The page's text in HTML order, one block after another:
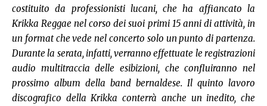
costituito da professionisti lucani, che ha affiancato la
Krikka Reggae nel corso dei suoi primi 15 anni di attività, in
un format che vede nel concerto solo un punto di partenza.
Durante la serata, infatti, verranno effettuate le registrazioni
audio multitraccia delle esibizioni, che confluiranno nel
prossimo album della band bernaldese. Il quinto lavoro
discografico della Krikka conterrà anche un inedito, che